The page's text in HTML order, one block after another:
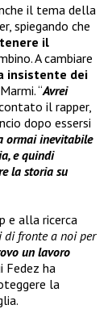
il tema della
spiegando che
il
A cambiare
insistente dei
“Avrei
il rapper,
dopo essersi
ormai inevitabile
e quindi
la storia su
e alla ricerca
di fronte a noi per
un lavoro
Fedez ha
la